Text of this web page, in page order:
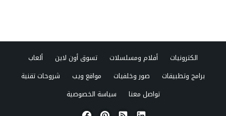
الكترونيات أفلام ومسلسلات تسوق أون لاين
ألعاب
برامج وتطبيقات
صور وخلفيات مواقع ويب
شروحات تقنية
تواصل معنا
سياسة الخصوصية